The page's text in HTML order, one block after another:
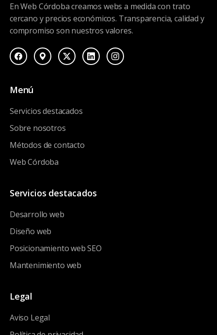
En Web Córdoba creamos webs a medida con trato
cercano y precios económicos. Transparencia, calidad y
compromiso son nuestros valores.
Menú
Servicios destacados
Sobre nosotros
Métodos de contacto
Web Córdoba
Servicios destacados
Desarrollo web
Diseño web
Posicionamiento web SEO
Mantenimiento web
Legal
Aviso Legal